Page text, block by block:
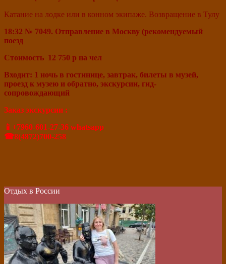
Катание на лодке или в конном экипаже. Возвращение в Тулу
18:32 № 7049. Отправление в Москву (рекомендуемый
поезд
Стоимость 12 750 р на чел
Входит: 1 ночь в гостинице, завтрак, билеты в музей,
проезд к музею и обратно, экскурсии, гид-
сопровождающий
Заказ экскурсии :
📱+7960-601-27-36 whatsapp
☎8(4872)700-258
Отдых в России